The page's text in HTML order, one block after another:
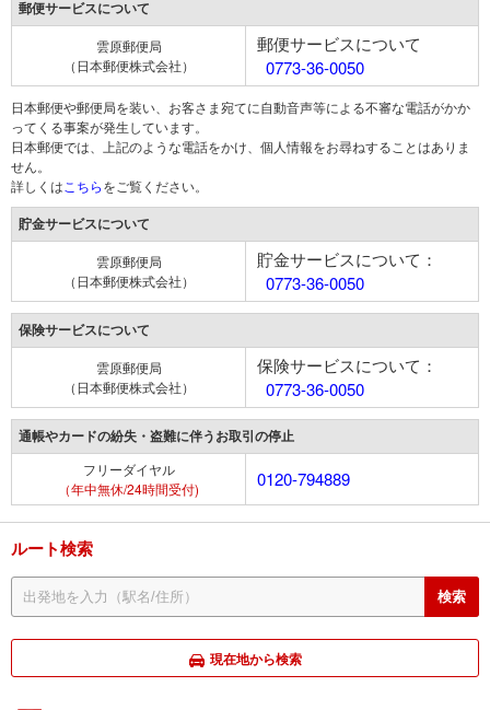
郵便サービスについて
雲原郵便局
（日本郵便株式会社）
郵便サービスについて
0773-36-0050
日本郵便や郵便局を装い、お客さま宛てに自動音声等による不審な電話がかか
ってくる事案が発生しています。
日本郵便では、上記のような電話をかけ、個人情報をお尋ねすることはありま
せん。
詳しくは こちらをご覧ください。
貯金サービスについて
雲原郵便局
（日本郵便株式会社）
貯金サービスについて：
0773-36-0050
保険サービスについて
雲原郵便局
（日本郵便株式会社）
保険サービスについて：
0773-36-0050
通帳やカードの紛失・盗難に伴うお取引の停止
フリーダイヤル
（年中無休/24時間受付)
0120-794889
ルート検索
現在地から検索